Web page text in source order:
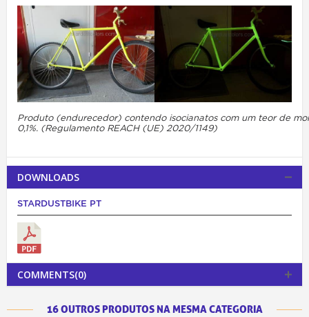
Produto (endurecedor) contendo isocianatos com um teor de
0,1%. (Regulamento REACH (UE) 2020/1149)
DOWNLOADS
STARDUSTBIKE PT
COMMENTS(0)
16 OUTROS PRODUTOS NA MESMA CATEGORIA